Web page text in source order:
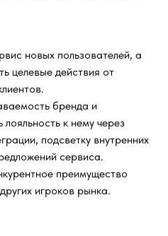
новых пользователей, а
целевые действия от
бренда и
к нему через
подсветку внутренних
сервиса.
преимущество
игроков рынка.